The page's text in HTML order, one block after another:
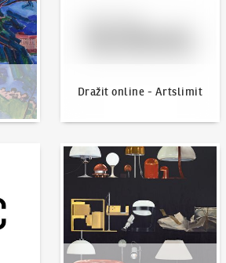
Dražit online - Artslimit
Aktuality